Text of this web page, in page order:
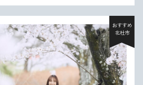
おすすめ
北杜市